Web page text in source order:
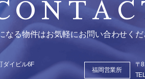
なる物件はお気軽にお問い合わせくだ
ダイビル6F
福岡営業所
〒